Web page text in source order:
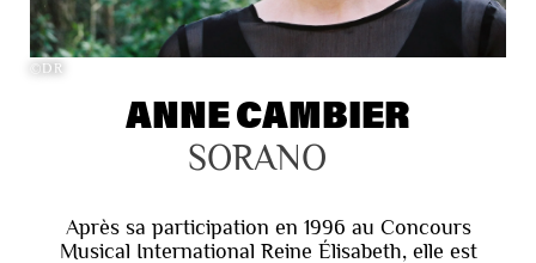
©DR
ANNE CAMBIER
SORANO
Après sa participation en 1996 au Concours
Musical International Reine Élisabeth, elle est